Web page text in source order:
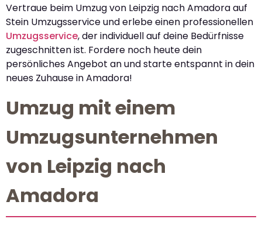
Vertraue beim Umzug von Leipzig nach Amadora auf
Stein Umzugsservice und erlebe einen professionellen
Umzugsservice, der individuell auf deine Bedürfnisse
zugeschnitten ist. Fordere noch heute dein
persönliches Angebot an und starte entspannt in dein
neues Zuhause in Amadora!
Umzug mit einem
Umzugsunternehmen
von Leipzig nach
Amadora